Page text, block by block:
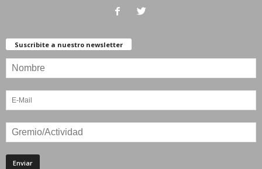
Suscribite a nuestro newsletter